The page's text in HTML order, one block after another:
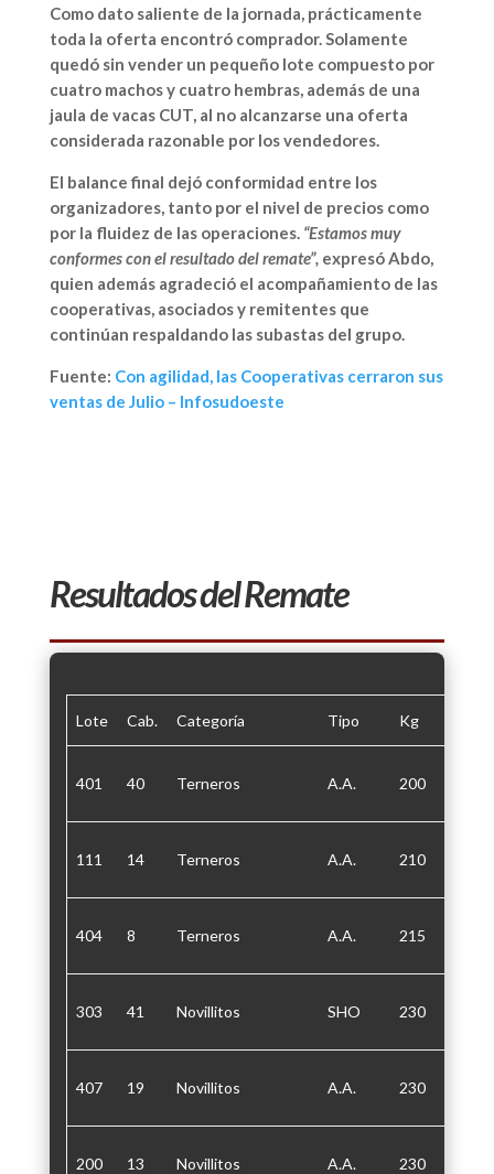
Como dato saliente de la jornada, prácticamente
toda la oferta encontró comprador. Solamente
quedó sin vender un pequeño lote compuesto por
cuatro machos y cuatro hembras, además de una
jaula de vacas CUT, al no alcanzarse una oferta
considerada razonable por los vendedores.
El balance final dejó conformidad entre los
organizadores, tanto por el nivel de precios como
por la fluidez de las operaciones. “Estamos muy
conformes con el resultado del remate”, expresó Abdo,
quien además agradeció el acompañamiento de las
cooperativas, asociados y remitentes que
continúan respaldando las subastas del grupo.
Fuente: Con agilidad, las Cooperativas cerraron sus
ventas de Julio – Infosudoeste
Resultados del Remate
Lote Cab. Categoría Tipo Kg
401 40 Terneros A.A. 200
111 14 Terneros A.A. 210
404 8 Terneros A.A. 215
303 41 Novillitos SHO 230
407 19 Novillitos A.A. 230
200 13 Novillitos A.A. 230